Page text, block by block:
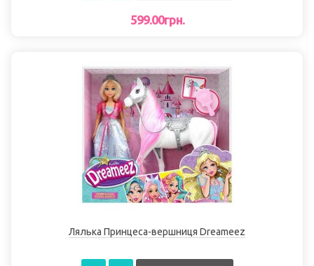
599.00грн.
Лялька Принцеса-вершниця Dreameez